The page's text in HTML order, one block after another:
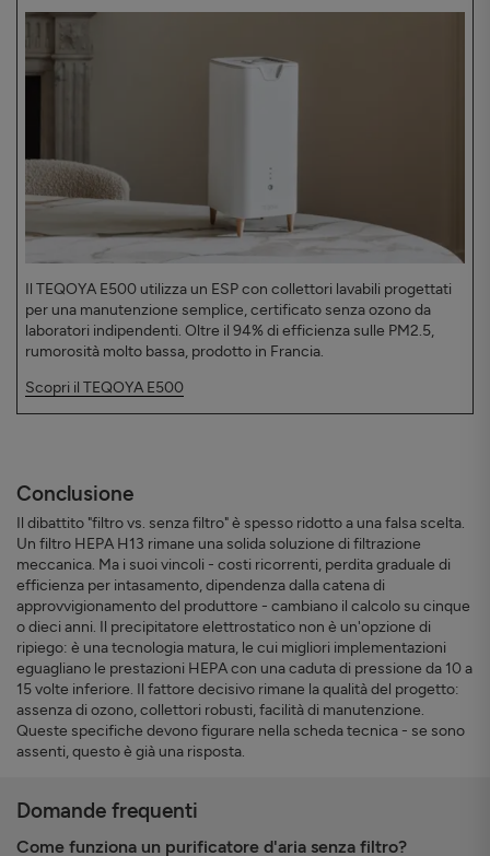
Il TEQOYA E500 utilizza un ESP con collettori lavabili progettati
per una manutenzione semplice, certificato senza ozono da
laboratori indipendenti. Oltre il 94% di efficienza sulle PM2.5,
rumorosità molto bassa, prodotto in Francia.
Scopri il TEQOYA E500
Conclusione
Il dibattito "filtro vs. senza filtro" è spesso ridotto a una falsa scelta.
Un filtro HEPA H13 rimane una solida soluzione di filtrazione
meccanica. Ma i suoi vincoli - costi ricorrenti, perdita graduale di
efficienza per intasamento, dipendenza dalla catena di
approvvigionamento del produttore - cambiano il calcolo su cinque
o dieci anni. Il precipitatore elettrostatico non è un'opzione di
ripiego: è una tecnologia matura, le cui migliori implementazioni
eguagliano le prestazioni HEPA con una caduta di pressione da 10 a
15 volte inferiore. Il fattore decisivo rimane la qualità del progetto:
assenza di ozono, collettori robusti, facilità di manutenzione.
Queste specifiche devono figurare nella scheda tecnica - se sono
assenti, questo è già una risposta.
Domande frequenti
Come funziona un purificatore d'aria senza filtro?